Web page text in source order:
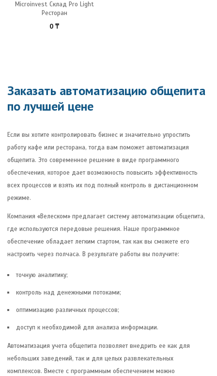
Microinvest Склад Pro Light
Ресторан
0 ₸
Заказать автоматизацию общепита
по лучшей цене
Если вы хотите контролировать бизнес и значительно упростить
работу кафе или ресторана, тогда вам поможет автоматизация
общепита. Это современное решение в виде программного
обеспечения, которое дает возможность повысить эффективность
всех процессов и взять их под полный контроль в дистанционном
режиме.
Компания «Велеском» предлагает систему автоматизации общепита,
где используются передовые решения. Наше программное
обеспечение обладает легким стартом, так как вы сможете его
настроить через полчаса. В результате работы вы получите:
точную аналитику;
контроль над денежными потоками;
оптимизацию различных процессов;
доступ к необходимой для анализа информации.
Автоматизация учета общепита позволяет внедрить ее как для
небольших заведений, так и для целых развлекательных
комплексов. Вместе с программным обеспечением можно